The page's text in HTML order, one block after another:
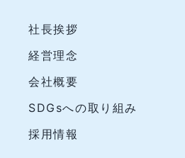
社長挨拶
経営理念
会社概要
SDGsへの取り組み
採用情報